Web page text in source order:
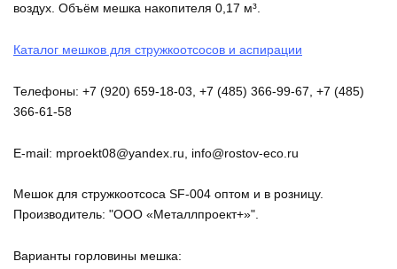
воздух. Объём мешка накопителя 0,17 м³.
Каталог мешков для стружкоотсосов и аспирации
Телефоны: +7 (920) 659-18-03, +7 (485) 366-99-67, +7 (485)
366-61-58
E-mail: mproekt08@yandex.ru, info@rostov-eco.ru
Мешок для стружкоотсоса SF-004 оптом и в розницу.
Производитель: "ООО «Металлпроект+»".
Варианты горловины мешка: